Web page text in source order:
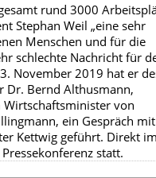
rund 3000
Stephan Weil „eine sehr
Menschen und für die
schlechte Nachricht für
November 2019 hat er
Dr. Bernd Althusmann,
von
ein Gespräch mit
Kettwig geführt. Direkt
statt.